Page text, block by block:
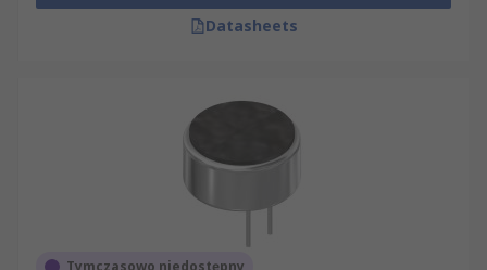
Datasheets
Tymczasowo niedostępny